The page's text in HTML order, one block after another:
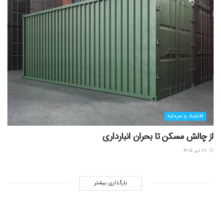
اقتصاد و سرمایه
از چالش مسکن تا بحران انبارداری
بارگذاری بیشتر